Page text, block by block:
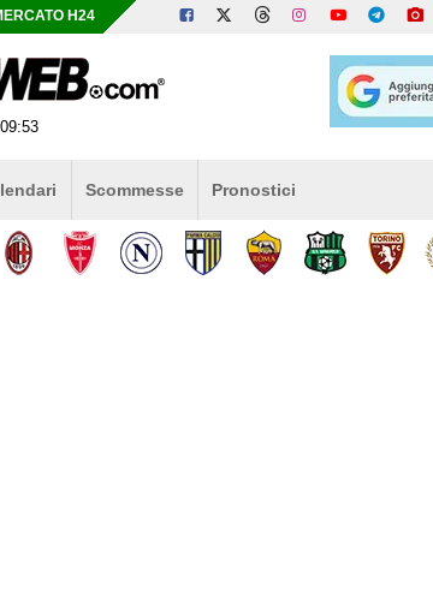
H24
Scommesse Pronostici